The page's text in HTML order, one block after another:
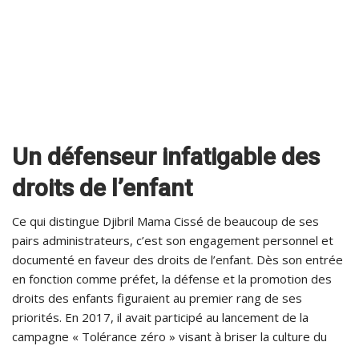
Un défenseur infatigable des
droits de l’enfant
Ce qui distingue Djibril Mama Cissé de beaucoup de ses
pairs administrateurs, c’est son engagement personnel et
documenté en faveur des droits de l’enfant. Dès son entrée
en fonction comme préfet, la défense et la promotion des
droits des enfants figuraient au premier rang de ses
priorités. En 2017, il avait participé au lancement de la
campagne « Tolérance zéro » visant à briser la culture du